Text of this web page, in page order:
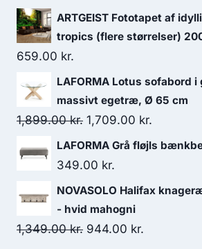
ARTGEIST Fototapet af
tropics (flere størrelser)
659.00 kr.
LAFORMA Lotus sofabord
massivt egetræ, Ø 65 cm
1,899.00kr. 1,709.00 kr.
LAFORMA Grå fløjls
349.00 kr.
NOVASOLO Halifax
- hvid mahogni
1,349.00kr. 944.00 kr.